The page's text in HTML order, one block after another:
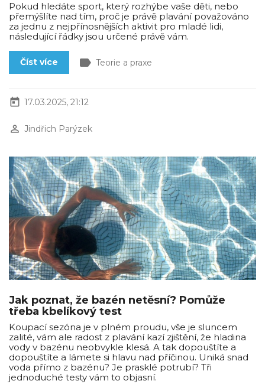
Pokud hledáte sport, který rozhýbe vaše děti, nebo
přemýšlíte nad tím, proč je právě plavání považováno
za jednu z nejpřínosnějších aktivit pro mladé lidi,
následující řádky jsou určené právě vám.
Číst více label Teorie a praxe
today 17.03.2025, 21:12
perm_identity Jindřich Parýzek
Jak poznat, že bazén netěsní? Pomůže
třeba kbelíkový test
Koupací sezóna je v plném proudu, vše je sluncem
zalité, vám ale radost z plavání kazí zjištění, že hladina
vody v bazénu neobvykle klesá. A tak dopouštíte a
dopouštíte a lámete si hlavu nad příčinou. Uniká snad
voda přímo z bazénu? Je prasklé potrubí? Tři
jednoduché testy vám to objasní.